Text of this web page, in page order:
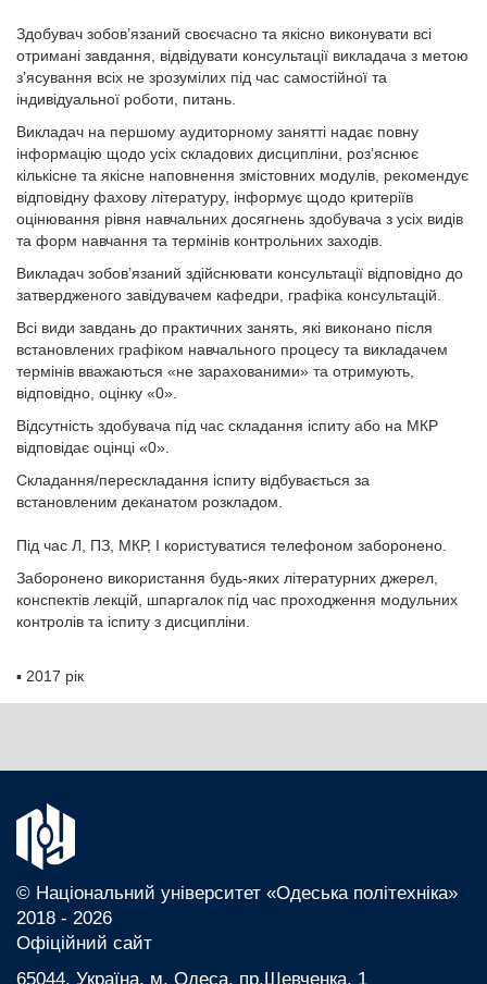
Здобувач зобов’язаний своєчасно та якісно виконувати всі
отримані завдання, відвідувати консультації викладача з метою
з’ясування всіх не зрозумілих під час самостійної та
індивідуальної роботи, питань.
Викладач на першому аудиторному занятті надає повну
інформацію щодо усіх складових дисципліни, роз’яснює
кількісне та якісне наповнення змістовних модулів, рекомендує
відповідну фахову літературу, інформує щодо критеріїв
оцінювання рівня навчальних досягнень здобувача з усіх видів
та форм навчання та термінів контрольних заходів.
Викладач зобов’язаний здійснювати консультації відповідно до
затвердженого завідувачем кафедри, графіка консультацій.
Всі види завдань до практичних занять, які виконано після
встановлених графіком навчального процесу та викладачем
термінів вважаються «не зарахованими» та отримують,
відповідно, оцінку «0».
Відсутність здобувача під час складання іспиту або на МКР
відповідає оцінці «0».
Складання/перескладання іспиту відбувається за
встановленим деканатом розкладом.
Під час Л, ПЗ, МКР, І користуватися телефоном заборонено.
Заборонено використання будь-яких літературних джерел,
конспектів лекцій, шпаргалок під час проходження модульних
контролів та іспиту з дисципліни.
▪ 2017 рік
© Національний університет «Одеська політехніка»
2018 - 2026
Офіційний сайт
65044, Україна, м. Одеса, пр.Шевченка, 1